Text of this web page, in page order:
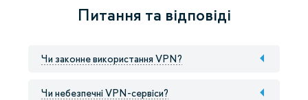
Питання та відповіді
Чи законне використання VPN?
Чи небезпечні VPN-сервіси?